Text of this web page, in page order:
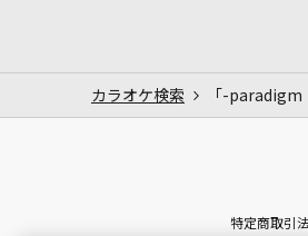
カラオケ検索 「-
特定商取引